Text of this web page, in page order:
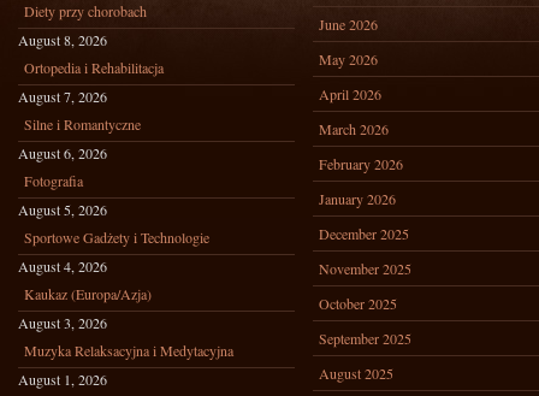
Diety przy chorobach
August 8, 2026
Ortopedia i Rehabilitacja
August 7, 2026
Silne i Romantyczne
August 6, 2026
Fotografia
August 5, 2026
Sportowe Gadżety i Technologie
August 4, 2026
Kaukaz (Europa/Azja)
August 3, 2026
Muzyka Relaksacyjna i Medytacyjna
August 1, 2026
June 2026
May 2026
April 2026
March 2026
February 2026
January 2026
December 2025
November 2025
October 2025
September 2025
August 2025